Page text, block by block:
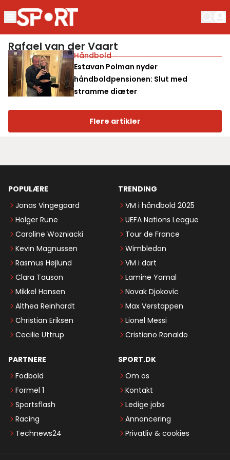
Rafael van der Vaart
Håndbold
Estavan Polman nyder
håndboldpensionen: Slut med
stramme diæter
Flere artikler
POPULÆRE
Jonas Vingegaard
Holger Rune
Caroline Wozniacki
Kevin Magnussen
Rasmus Højlund
Clara Tauson
Mikkel Hansen
Althea Reinhardt
Christian Eriksen
Cecilie Uttrup
TRENDING
VM i håndbold 2025
UEFA Nations League
Tour de France
Wimbledon
VM i dart
Lamine Yamal
Novak Djokovic
Max Verstappen
Lionel Messi
Cristiano Ronaldo
PARTNERE
Fodbold
Formel 1
Sportsflash
Racing
Technews24
SPORT.DK
Om os
Kontakt
Ledige jobs
Annoncering
Privatliv & cookies